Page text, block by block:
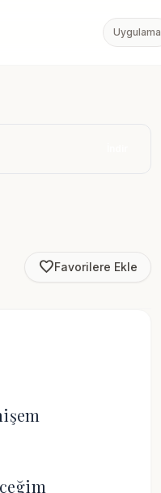
Uygulama
favorite_borderFavorilere Ekle